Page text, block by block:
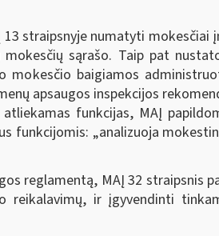
straipsnyje numatyti mokesčiai
sąrašo. Taip pat
baigiamos
apsaugos inspekcijos
funkcijas, MAĮ
funkcijomis: „analizuoja
reglamentą, MAĮ 32 straipsnis
ir įgyvendinti